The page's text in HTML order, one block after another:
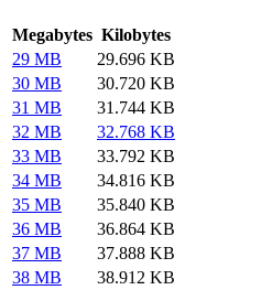
Megabytes Kilobytes
29 MB
29.696 KB
30 MB
30.720 KB
31 MB
31.744 KB
32 MB
32.768 KB
33 MB
33.792 KB
34 MB
34.816 KB
35 MB
35.840 KB
36 MB
36.864 KB
37 MB
37.888 KB
38 MB
38.912 KB